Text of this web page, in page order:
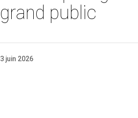
grand public
3 juin 2026